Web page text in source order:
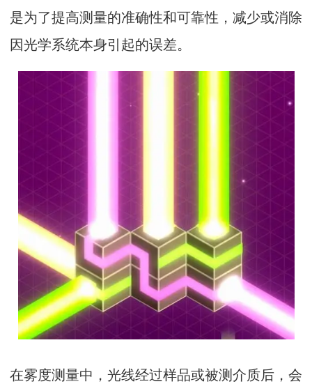
是为了提高测量的准确性和可靠性，减少或消除
因光学系统本身引起的误差。
在雾度测量中，光线经过样品或被测介质后，会